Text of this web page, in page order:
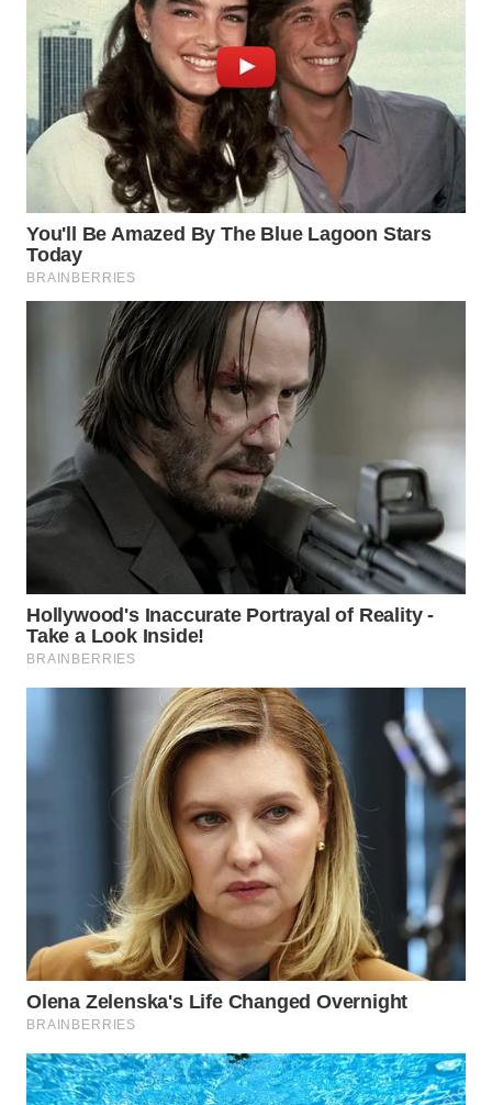
TEBING
TINGGI
WN
PAKPAK
KARAWANG
WN
BEKASI
WN
DEPOK
WN
TAPANULI
SAMOSIR
WN
CIANJUR
WN
KEPULAUAN
SERIBU
WN
TANGERANG